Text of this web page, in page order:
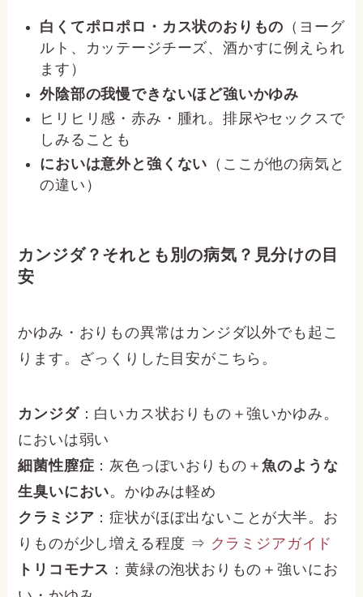
白くてポロポロ・カス状のおりもの （ヨーグ
ルト、カッテージチーズ、酒かすに例えられ
ます）
外陰部の我慢できないほど強いかゆみ
ヒリヒリ感・赤み・腫れ。排尿やセックスで
しみることも
においは意外と強くない （ここが他の病気と
の違い）
カンジダ？それとも別の病気？見分けの目
安
かゆみ・おりもの異常はカンジダ以外でも起こ
ります。ざっくりした目安がこちら。
カンジダ：白いカス状おりもの＋強いかゆみ。
においは弱い
細菌性膣症 ：灰色っぽいおりもの＋魚のような
生臭いにおい。かゆみは軽め
クラミジア ：症状がほぼ出ないことが大半。お
りものが少し増える程度 ⇒ クラミジアガイド
トリコモナス ：黄緑の泡状おりもの＋強いにお